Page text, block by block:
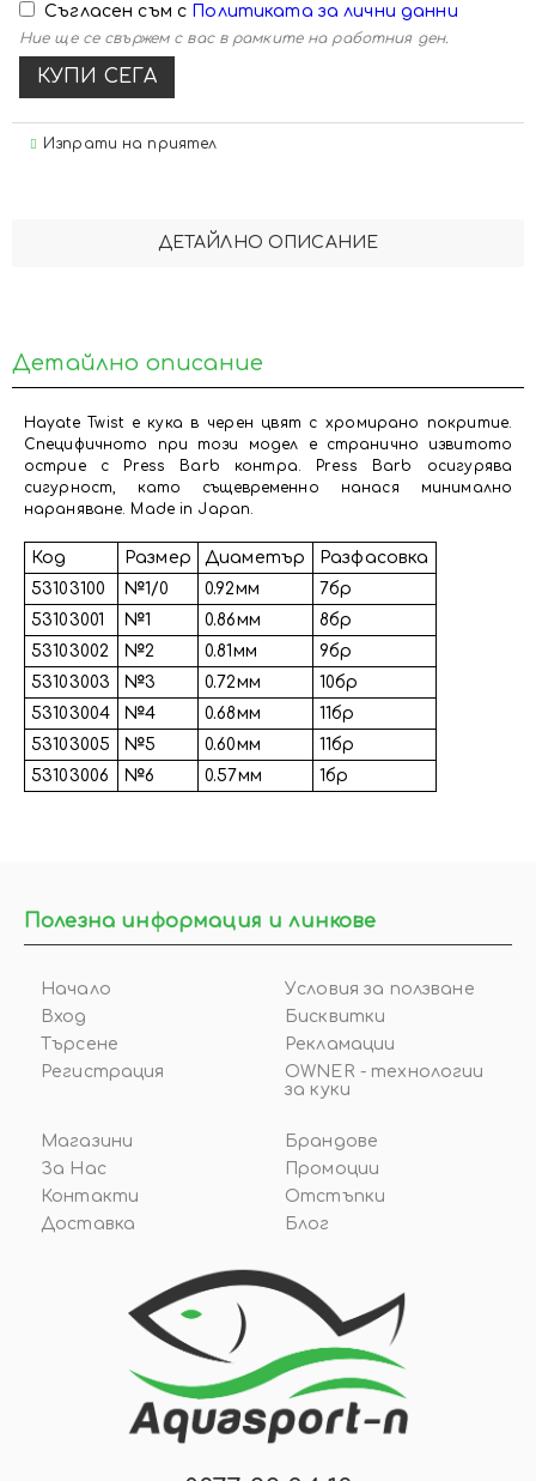
Съгласен съм с Политиката за лични данни
Ние ще се свържем с вас в рамките на работния ден.
Изпрати на приятел
ДЕТАЙЛНО ОПИСАНИЕ
Детайлно описание
Hayate Twist е кука в черен цвят с хромирано покритие.
Специфичното при този модел е странично извитото
острие с Press Barb контра. Press Barb осигурява
сигурност, като същевременно нанася минимално
нараняване. Made in Japan.
Код Размер Диаметър
Разфасовка
53103100
№1/0 0.92мм
7бр
53103001
№1 0.86мм
8бр
53103002
№2 0.81мм
9бр
53103003
№3 0.72мм
10бр
53103004
№4 0.68мм
11бр
53103005
№5 0.60мм
11бр
53103006
№6 0.57мм 1бр
Полезна информация и линкове
Начало
Вход
Търсене
Регистрация
Условия за ползване
Бисквитки
Рекламации
OWNER - технологии
за куки
Магазини
За Нас
Контакти
Доставка
Брандове
Промоции
Отстъпки
Блог